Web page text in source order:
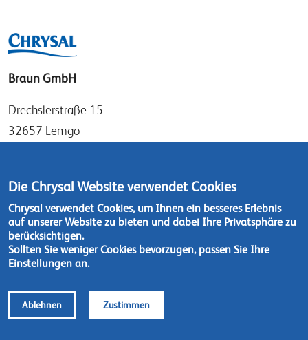
Braun GmbH
Drechslerstraße 15
32657 Lemgo
Tel: +49 (0)52 61 97 56 0
Fax: +49 (0)52 61 97 56 36
Kontaktieren Sie uns
Footer
© Chrysal 2018 Datenschutzerklärung
Die Chrysal Website verwendet Cookies
Chrysal verwendet Cookies, um Ihnen ein besseres Erlebnis
auf unserer Website zu bieten und dabei Ihre Privatsphäre zu
berücksichtigen.
Sollten Sie weniger Cookies bevorzugen, passen Sie Ihre
Einstellungen an.
Ablehnen Zustimmen